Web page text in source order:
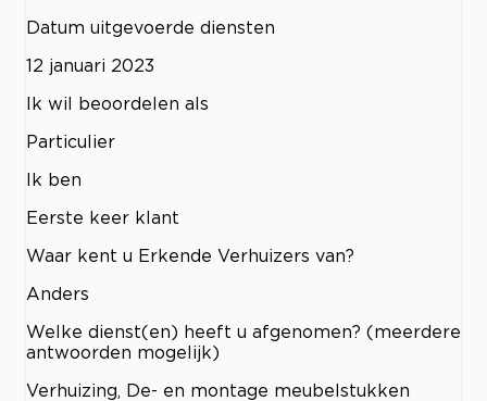
Datum uitgevoerde diensten
12 januari 2023
Ik wil beoordelen als
Particulier
Ik ben
Eerste keer klant
Waar kent u Erkende Verhuizers van?
Anders
Welke dienst(en) heeft u afgenomen? (meerdere
antwoorden mogelijk)
Verhuizing, De- en montage meubelstukken